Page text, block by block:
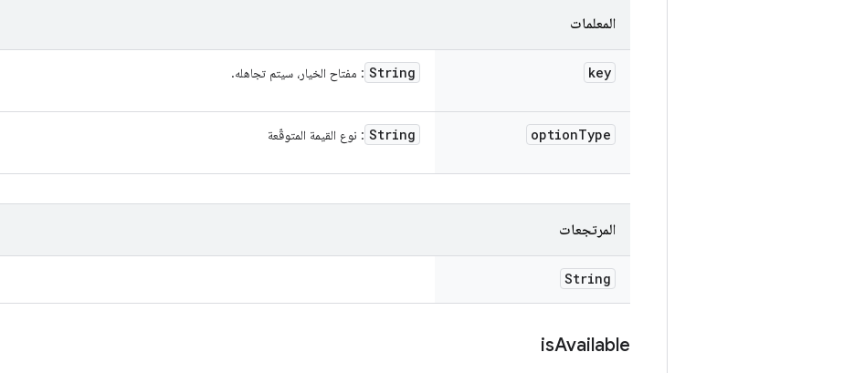
المعلمات
key
String : مفتاح الخيار، سيتم تجاهله.
optionType
String : نوع القيمة المتوقّعة
المرتجعات
String
isAvailable